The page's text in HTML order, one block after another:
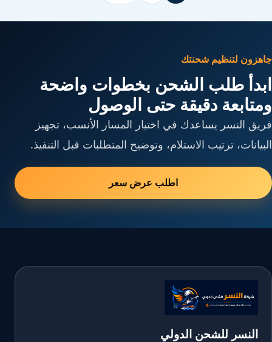
جاهزون لتنظيم شحنتك
ابدأ طلب الشحن بخطوات واضحة
ومتابعة دقيقة حتى الوصول
فريق النسر يساعدك في اختيار المسار الأنسب، تجهيز
البيانات، ترتيب الاستلام، وتوضيح المتطلبات قبل التنفيذ.
اطلب عرض سعر
النسر للشحن الدولي